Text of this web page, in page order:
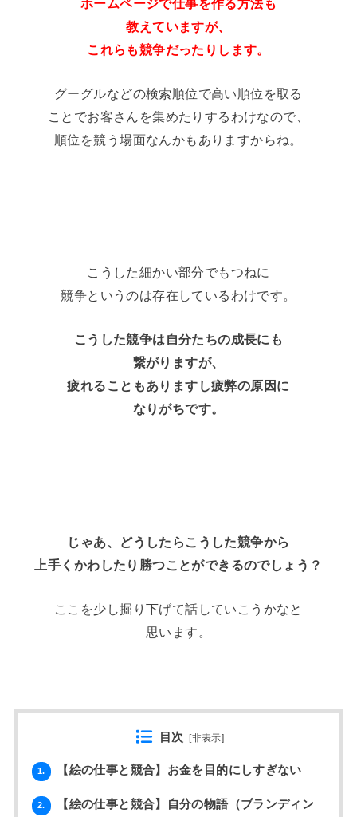
ホームページで仕事を作る方法も
教えていますが、
これらも競争だったりします。
グーグルなどの検索順位で高い順位を取る
ことでお客さんを集めたりするわけなので、
順位を競う場面なんかもありますからね。
こうした細かい部分でもつねに
競争というのは存在しているわけです。
こうした競争は自分たちの成長にも
繋がりますが、
疲れることもありますし疲弊の原因に
なりがちです。
じゃあ、どうしたらこうした競争から
上手くかわしたり勝つことができるのでしょう？
ここを少し掘り下げて話していこうかなと
思います。
目次 [非表示]
1. 【絵の仕事と競合】お金を目的にしすぎない
2.
【絵の仕事と競合】自分の物語（ブランディン